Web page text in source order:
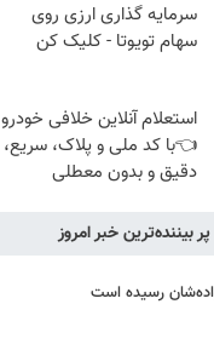
سرمایه گذاری ارزی روی
سهام تویوتا - کلیک کن
استعلام آنلاین خلافی خودرو
👈با کد ملی و پلاک، سریع،
دقیق و بدون معطلی
پر بیننده‌ترین خبر امروز
رسیده است